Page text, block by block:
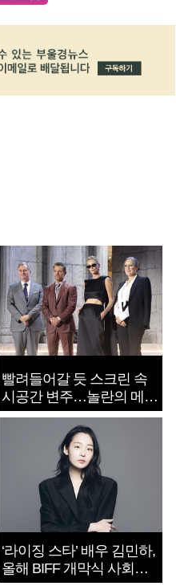
빨려들어갈 듯 스크린 속
시공간 변주…놀란의 메시
지는 ‘전쟁 속죄’
‘라이징 스타’ 배우 김민하,
올해 BIFF 개막식 사회자